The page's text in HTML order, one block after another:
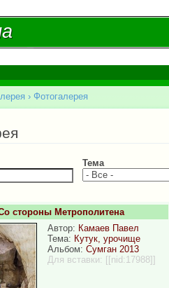
› Фотогалерея
Тема
стороны Метрополитена
Автор: Камаев Павел
Тема: Кутук, урочище
Альбом: Сумган 2013
Для вставки: [[nid:17988]]